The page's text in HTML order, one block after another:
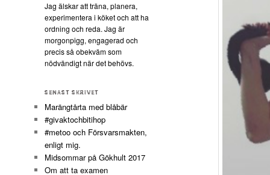
Jag älskar att träna, planera,
experimentera i köket och att ha
ordning och reda. Jag är
morgonpigg, engagerad och
precis så obekväm som
nödvändigt när det behövs.
SENAST SKRIVET
Marängtårta med blåbär
#givaktochbitihop
#metoo och Försvarsmakten,
enligt mig.
Midsommar på Gökhult 2017
Om att ta examen